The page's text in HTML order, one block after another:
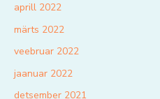
aprill 2022
märts 2022
veebruar 2022
jaanuar 2022
detsember 2021